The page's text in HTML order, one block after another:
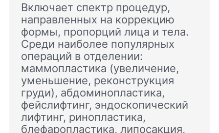
Включает спектр процедур,
направленных на коррекцию
формы, пропорций лица и тела.
Среди наиболее популярных
операций в отделении:
маммопластика (увеличение,
уменьшение, реконструкция
груди), абдоминопластика,
фейслифтинг, эндоскопический
лифтинг, ринопластика,
блефаропластика, липосакция,